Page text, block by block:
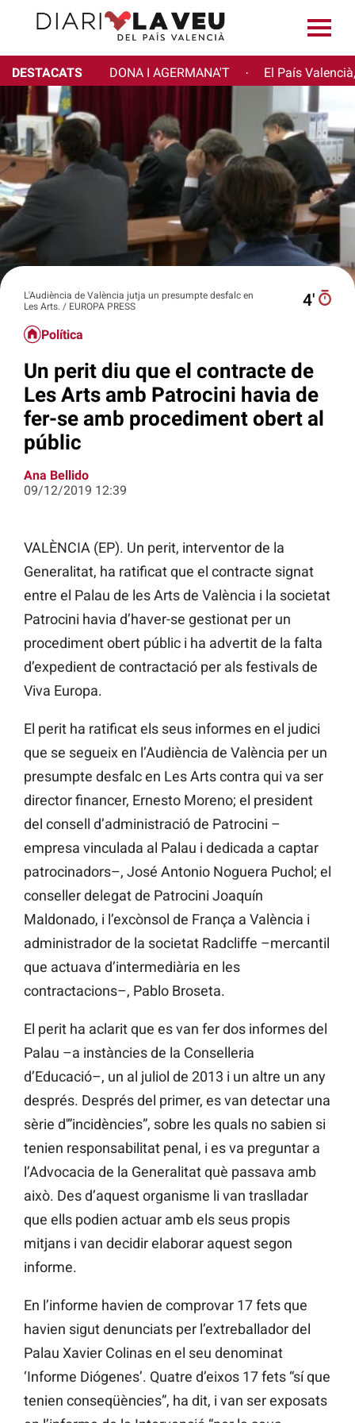
DESTACATS DONA I AGERMANA'T · El País
L'Audiència de València jutja un presumpte desfalc en
Les Arts. / EUROPA PRESS
4′
Política
Un perit diu que el contracte de
Les Arts amb Patrocini havia de
fer-se amb procediment obert al
públic
Ana Bellido
09/12/2019 12:39
VALÈNCIA (EP). Un perit, interventor de la
Generalitat, ha ratificat que el contracte signat
entre el Palau de les Arts de València i la societat
Patrocini havia d’haver-se gestionat per un
procediment obert públic i ha advertit de la falta
d’expedient de contractació per als festivals de
Viva Europa.
El perit ha ratificat els seus informes en el judici
que se segueix en l’Audiència de València per un
presumpte desfalc en Les Arts contra qui va ser
director financer, Ernesto Moreno; el president
del consell d’administració de Patrocini –
empresa vinculada al Palau i dedicada a captar
patrocinadors–, José Antonio Noguera Puchol; el
conseller delegat de Patrocini Joaquín
Maldonado, i l’excònsol de França a València i
administrador de la societat Radcliffe –mercantil
que actuava d’intermediària en les
contractacions–, Pablo Broseta.
El perit ha aclarit que es van fer dos informes del
Palau –a instàncies de la Conselleria
d’Educació–, un al juliol de 2013 i un altre un any
després. Després del primer, es van detectar una
sèrie d'”incidències”, sobre les quals no sabien si
tenien responsabilitat penal, i es va preguntar a
l’Advocacia de la Generalitat què passava amb
això. Des d’aquest organisme li van traslladar
que ells podien actuar amb els seus propis
mitjans i van decidir elaborar aquest segon
informe.
En l’informe havien de comprovar 17 fets que
havien sigut denunciats per l’extreballador del
Palau Xavier Colinasen el seu denominat
‘Informe Diógenes’. Quatre d’eixos 17 fets “sí que
tenien conseqüències”, ha dit, i van ser exposats